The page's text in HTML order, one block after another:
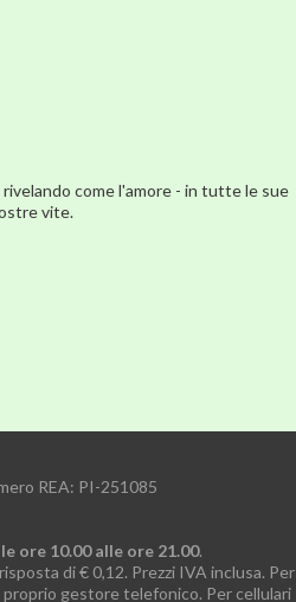
come l'amore - in tutte le sue
vite.
REA: PI-251085
ore 10.00 alle ore 21.00.
di € 0,12. Prezzi IVA inclusa. Per
gestore telefonico. Per cellulari